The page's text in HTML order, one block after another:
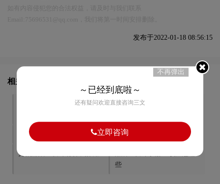
发布于2022-01-18 08:56:15
相关文章推荐
企业vi设计的四大原则是什
品牌vi设计的详细概述
企业vi设计遵循标准是什么 完整的vi设计包含哪些内容
好的品牌vi设计有什么作用
些
不再弹出
～已经到底啦～
还有疑问欢迎直接咨询三文
立即咨询